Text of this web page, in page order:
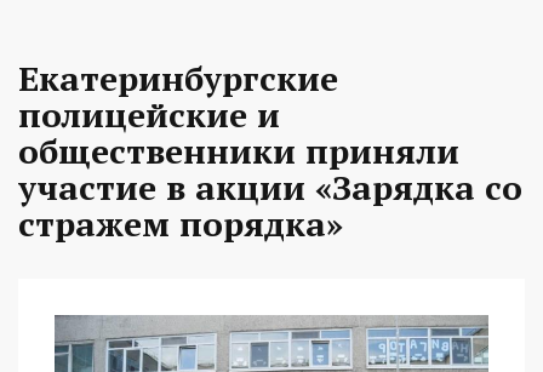
Екатеринбургские
полицейские и
общественники приняли
участие в акции «Зарядка со
стражем порядка»